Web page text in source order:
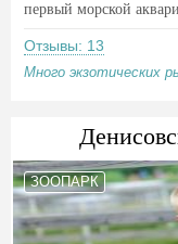
первый морской
Отзывы: 13
Много экзотических
ЗООПАРК